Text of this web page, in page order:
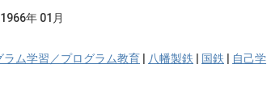
1966年 01月
ラム学習／プログラム教育 八幡製鉄 国鉄
自己学